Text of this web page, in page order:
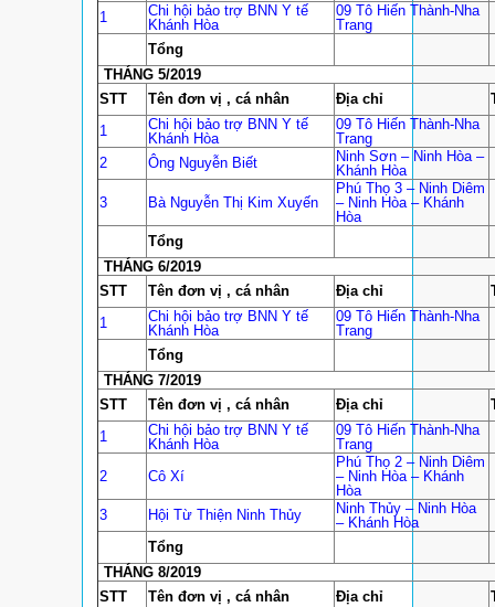
1
Chi hội bảo trợ BNN Y tế
Khánh Hòa
09 Tô Hiến Thành-Nha
Trang
Tổng
THÁNG 5/2019
STT
Tên đơn vị , cá nhân Địa chỉ
1
Chi hội bảo trợ BNN Y tế
Khánh Hòa
09 Tô Hiến Thành-Nha
Trang
2
Ông Nguyễn Biết
Ninh Sơn – Ninh Hòa –
Khánh Hòa
3 Bà Nguyễn Thị Kim Xuyến
Phú Thọ 3 – Ninh Diêm
– Ninh Hòa – Khánh
Hòa
Tổng
THÁNG 6/2019
STT
Tên đơn vị , cá nhân Địa chỉ
1
Chi hội bảo trợ BNN Y tế
Khánh Hòa
09 Tô Hiến Thành-Nha
Trang
Tổng
THÁNG 7/2019
STT
Tên đơn vị , cá nhân Địa chỉ
1
Chi hội bảo trợ BNN Y tế
Khánh Hòa
09 Tô Hiến Thành-Nha
Trang
2
Cô Xí
Phú Thọ 2 – Ninh Diêm
– Ninh Hòa – Khánh
Hòa
3
Hội Từ Thiện Ninh Thủy
Ninh Thủy – Ninh Hòa
– Khánh Hòa
Tổng
THÁNG 8/2019
STT
Tên đơn vị , cá nhân Địa chỉ